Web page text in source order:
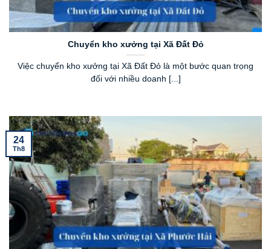
Chuyển kho xưởng tại Xã Đất Đỏ
Việc chuyển kho xưởng tại Xã Đất Đỏ là một bước quan trọng
đối với nhiều doanh [...]
24
Th8